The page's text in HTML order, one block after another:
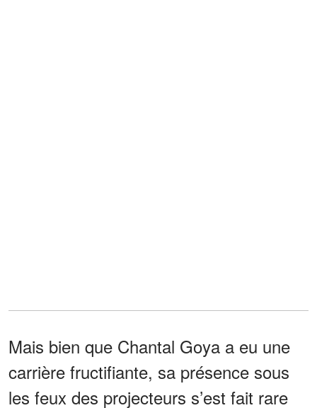
Mais bien que Chantal Goya a eu une
carrière fructifiante, sa présence sous
les feux des projecteurs s’est fait rare